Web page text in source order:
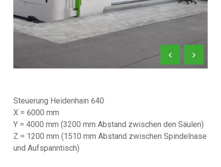
Steuerung Heidenhain 640
X = 6000 mm
Y = 4000 mm (3200 mm Abstand zwischen den Säulen)
Z = 1200 mm (1510 mm Abstand zwischen Spindelnase
und Aufspanntisch)